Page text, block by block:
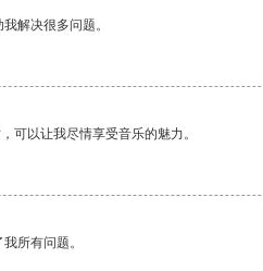
解决很多问题。
可以让我尽情享受音乐的魅力。
所有问题。